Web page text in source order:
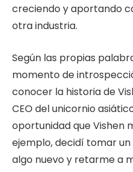
creciendo y aportando
otra industria.
Según las propias
momento de
conocer la historia de
CEO del unicornio
oportunidad que Vishen
ejemplo, decidí tomar
algo nuevo y retarme a